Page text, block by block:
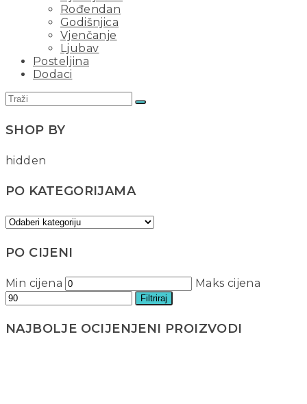
Rođendan
Godišnjica
Vjenčanje
Ljubav
Posteljina
Dodaci
SHOP BY
hidden
PO KATEGORIJAMA
PO CIJENI
Min cijena Maks cijena
Filtriraj
NAJBOLJE OCIJENJENI PROIZVODI